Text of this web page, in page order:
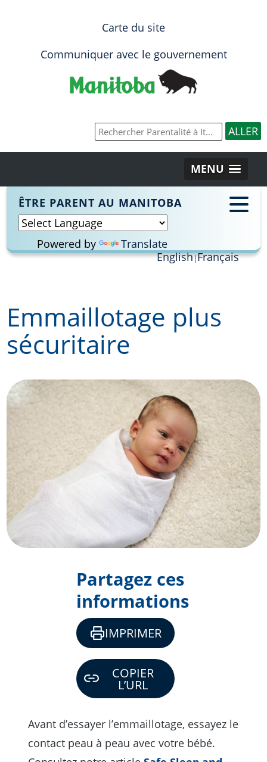
Carte du site
Communiquer avec le gouvernement
MENU
ÊTRE PARENT AU MANITOBA
Powered by
Translate
English Français
content
Emmaillotage plus
sécuritaire
Avant d’essayer l’emmaillotage, essayez le
contact peau à peau avec votre bébé.
Partagez ces
informations
IMPRIMER
COPIER
L’URL